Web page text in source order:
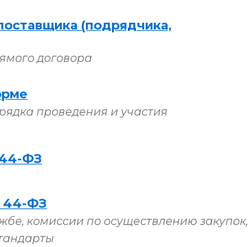
(подрядчика,
договора
проведения и участия
44-ФЗ
44-ФЗ
комиссии по осуществлению закупок,